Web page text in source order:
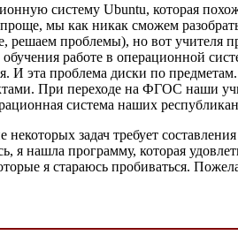
систему Ubuntu, которая
мы как никак сможем
проблемы), но вот учителя
работе в операционной
И эта проблема диски по
При переходе на ФГОС наши
система наших
задач требует
я нашла программу, которая
я стараюсь пробиваться.